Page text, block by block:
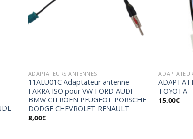
Ajouter
à la
wishlist
ADAPTATEURS ANTENNES
11AEU01C Adaptateur antenne
FAKRA ISO pour VW FORD AUDI
BMW CITROEN PEUGEOT PORSCHE
DODGE CHEVROLET RENAULT
8,00€
TOYOTA
15,00€